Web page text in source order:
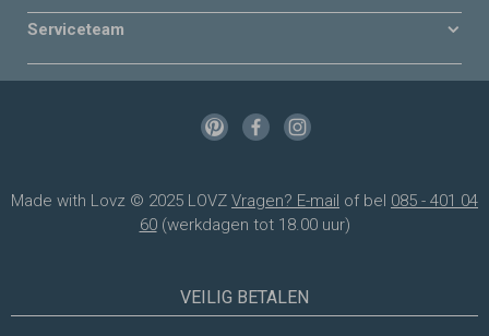
Serviceteam
Made with Lovz © 2025 LOVZ Vragen? E-mail of bel 085 - 401 04
60(werkdagen tot 18.00 uur)
VEILIG BETALEN